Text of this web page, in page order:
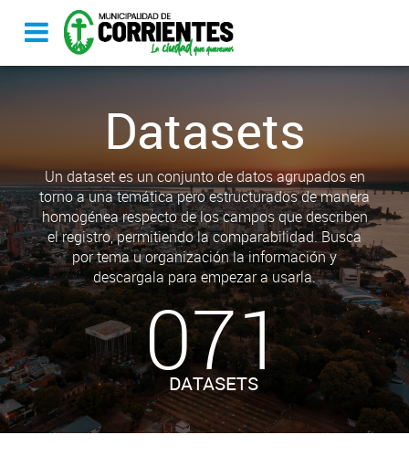
Datasets
Un dataset es un conjunto de datos agrupados en
torno a una temática pero estructurados de manera
homogénea respecto de los campos que describen
el registro, permitiendo la comparabilidad. Busca
por tema u organización la información y
descargala para empezar a usarla.
071
DATASETS